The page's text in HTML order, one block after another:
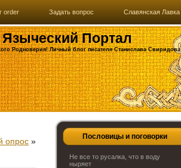
order Задать вопрос Славянская Лавка
Портал
Родноверия! Личный блог писателя Станислава Свиридова
опрос » Пословицы и поговорки
Не все то русалка, что в воду
ныряет